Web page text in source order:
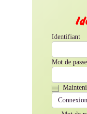
Identifiant
Mot de passe